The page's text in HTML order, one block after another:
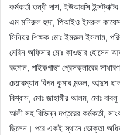
কর্মকর্তা তন্বী দাশ, ইউআরসি
এম মনিরুল হুদা, পিআইও ইমরুল
সিনিয়র শিক্ষক মোঃ ইমরুল ইসলাম,
মেরিন অফিসার মোঃ কাওছার হোসেন
রহমান, পাইকগাছা প্রেসক্লাবের
চেয়ারম্যান রিপন কুমার মন্ডল, আব্দুস
বিশ্বাস, মোঃ জাহাঙ্গীর আলম, মোঃ
আলী সহ বিভিন্ন দপ্তরের কর্মকর্তা,
ছিলেন। পরে একই স্থানে ভোক্তা